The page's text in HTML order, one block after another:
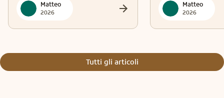
Matteo
2026
Matteo
2026
Tutti gli articoli